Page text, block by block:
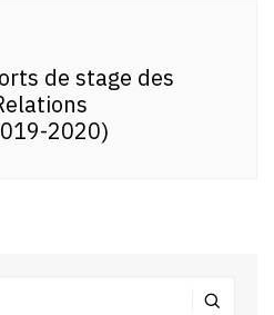
de stage des
2020)